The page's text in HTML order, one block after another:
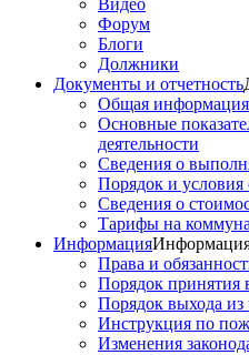
Видео
Форум
Блоги
Должники
Документы и отчетность
Общая информация
Основные
деятельности
Сведения о
Порядок и условия
Сведения о
Тарифы на
Информация
Права и
Порядок принятия
Порядок выхода из
Инструкция по
Изменения